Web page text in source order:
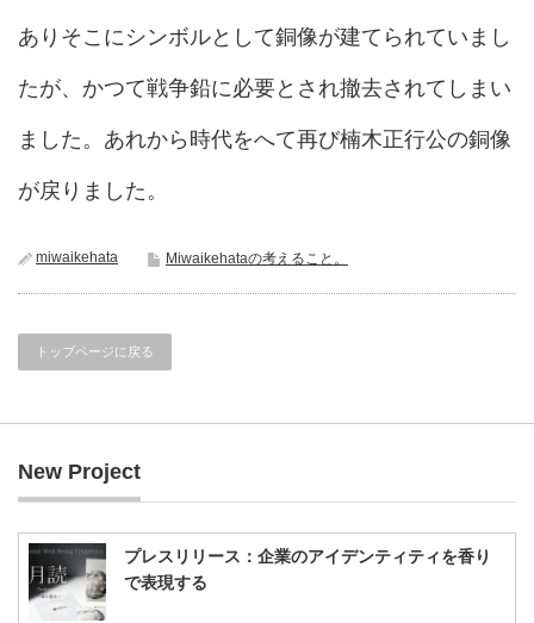
ありそこにシンボルとして銅像が建てられていまし
たが、かつて戦争鉛に必要とされ撤去されてしまい
ました。あれから時代をへて再び楠木正行公の銅像
が戻りました。
miwaikehata Miwaikehataの考えること。
トップページに戻る
New Project
プレスリリース：企業のアイデンティティを香り
で表現する